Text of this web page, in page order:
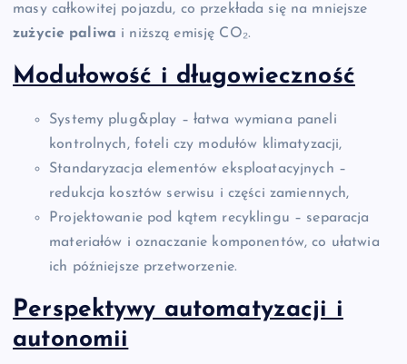
masy całkowitej pojazdu, co przekłada się na mniejsze
zużycie paliwa i niższą emisję CO₂.
Modułowość i długowieczność
Systemy plug&play – łatwa wymiana paneli
kontrolnych, foteli czy modułów klimatyzacji,
Standaryzacja elementów eksploatacyjnych –
redukcja kosztów serwisu i części zamiennych,
Projektowanie pod kątem recyklingu – separacja
materiałów i oznaczanie komponentów, co ułatwia
ich późniejsze przetworzenie.
Perspektywy automatyzacji i
autonomii